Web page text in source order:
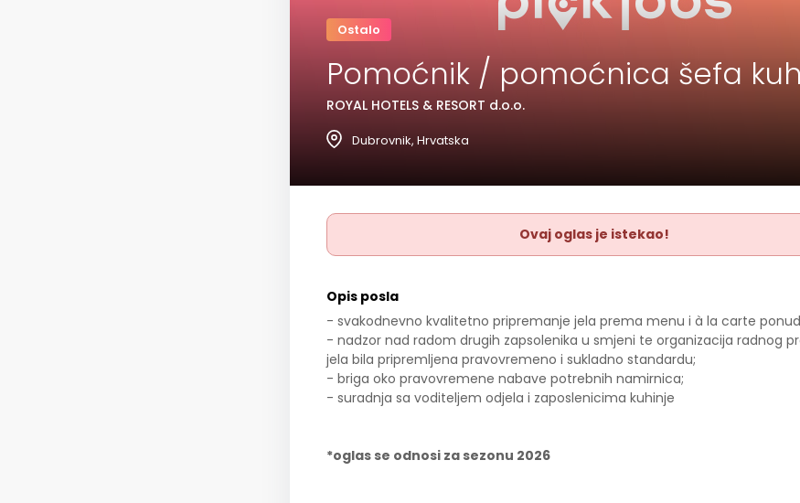
Ostalo
Pomoćnik / pomoćnica šefa
ROYAL HOTELS & RESORT d.o.o.
Dubrovnik, Hrvatska
Ovaj oglas je istekao!
Opis posla
- svakodnevno kvalitetno pripremanje jela prema menu i à la carte
- nadzor nad radom drugih zapsolenika u smjeni te organizacija radnog
jela bila pripremljena pravovremeno i sukladno standardu;
- briga oko pravovremene nabave potrebnih namirnica;
- suradnja sa voditeljem odjela i zaposlenicima kuhinje
*oglas se odnosi za sezonu 2026